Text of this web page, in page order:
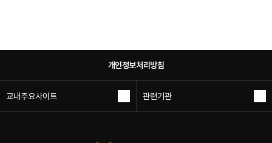
要特征。根据外形??分辨雌雄，但可以根据地???分。北方的?喉?
尾山雀??白色，南方的??眼睛下方和????有????的黑色??。 是在
人生活的周?山林的?上，?不在一?地方停留?久，而是不停歇地?
叫?移?。 ??：雀形目- 山雀科， 采集地：，采集日期: ，??危机
개인정보처리방침
교내주요사이트 관련기관